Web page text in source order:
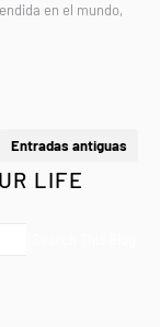
en el mundo,
Entradas antiguas
LIFE